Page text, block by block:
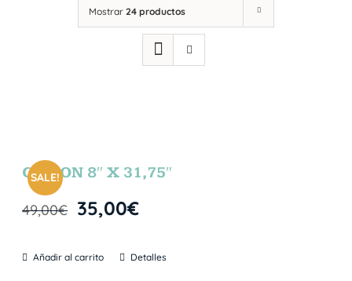
Mostrar 24 productos
SALE!
GIBSON 8″ X 31,75″
49,00€ 35,00€
Añadir al carrito Detalles